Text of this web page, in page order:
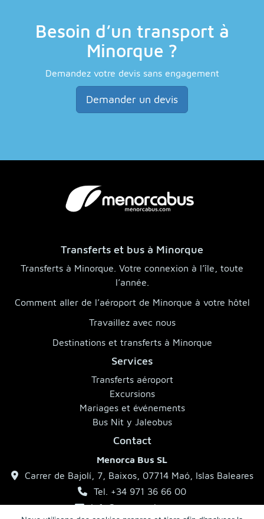
Besoin d’un transport à
Minorque ?
Demandez votre devis sans engagement
Demander un devis
Transferts et bus à Minorque
Transferts à Minorque. Votre connexion à l’île, toute
l’année.
Comment aller de l’aéroport de Minorque à votre hôtel
Travaillez avec nous
Destinations et transferts à Minorque
Services
Transferts aéroport
Excursions
Mariages et événements
Bus Nit y Jaleobus
Contact
Menorca Bus SL
Carrer de Bajolí, 7, Baixos, 07714 Maó, Islas Baleares
Tel. +34 971 36 66 00
info@menorcabus.com